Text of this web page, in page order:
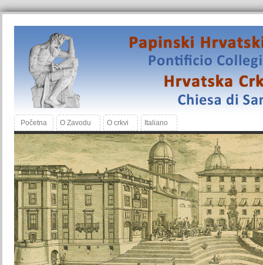
Početna O Zavodu O crkvi Italiano